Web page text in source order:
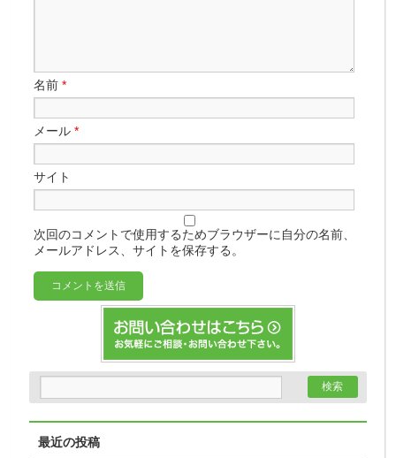
名前*
メール*
サイト
次回のコメントで使用するためブラウザーに自分の名前、
メールアドレス、サイトを保存する。
最近の投稿